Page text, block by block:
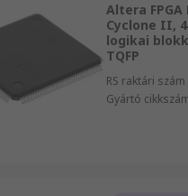
Altera FPGA
Cyclone II,
logikai
TQFP
RS raktári szám
Gyártó